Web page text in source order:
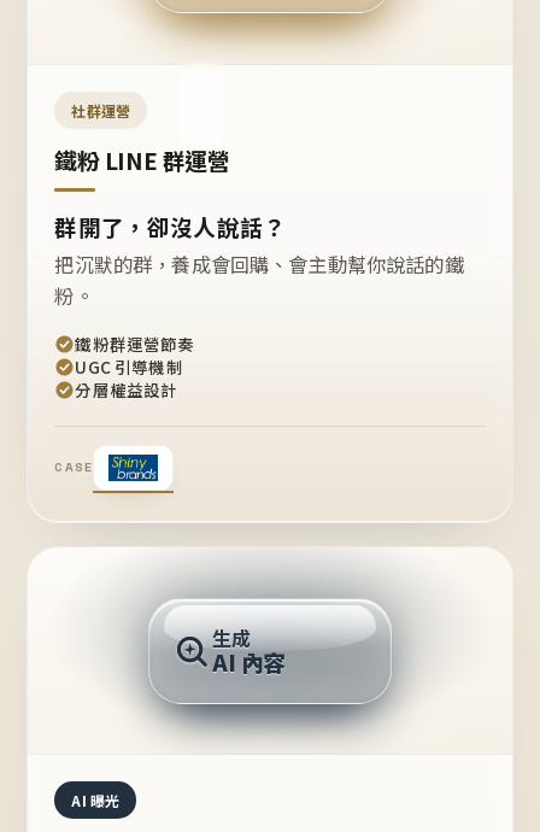
開團
嗎？
社群運營
鐵粉 LINE 群運營
群開了，卻沒人說話？
把沉默的群，養成會回購、會主動幫你說話的鐵
粉。
鐵粉群運營節奏
UGC 引導機制
分層權益設計
CASE
推薦的台灣品牌？
生成
AI 內容
AI 曝光